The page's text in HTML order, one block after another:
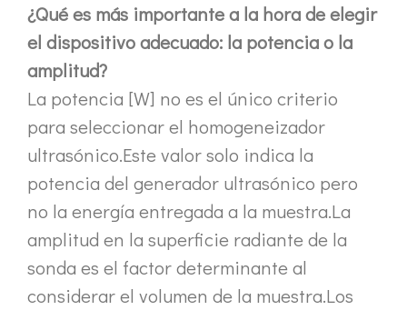
Estudio sobre inactivación de esporas bacterianas mediante tecnología ultrasónica
Actualmente, la investigación sobre la extracción de antioxidantes y
¿Qué es más importante a la hora de elegir
el dispositivo adecuado: la potencia o la
amplitud?
La potencia [W] no es el único criterio
para seleccionar el homogeneizador
ultrasónico.Este valor solo indica la
potencia del generador ultrasónico pero
no la energía entregada a la muestra.La
amplitud en la superficie radiante de la
sonda es el factor determinante al
considerar el volumen de la muestra.Los